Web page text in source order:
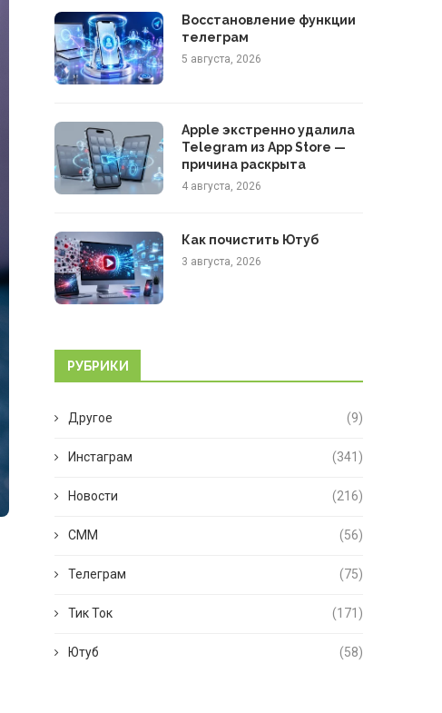
Восстановление функции
телеграм
5 августа, 2026
Apple экстренно удалила
Telegram из App Store —
причина раскрыта
4 августа, 2026
Как почистить Ютуб
3 августа, 2026
РУБРИКИ
Другое (9)
Инстаграм (341)
Новости (216)
СММ (56)
Телеграм (75)
Тик Ток (171)
Ютуб (58)